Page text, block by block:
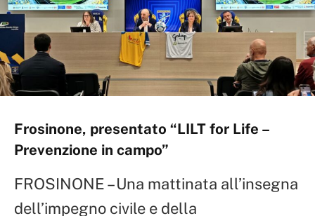
Frosinone, presentato “LILT for Life –
Prevenzione in campo”
FROSINONE – Una mattinata all’insegna
dell’impegno civile e della